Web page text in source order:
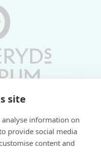
site
analyse information on
provide social media
content and
Livs 07-22
P-hus: